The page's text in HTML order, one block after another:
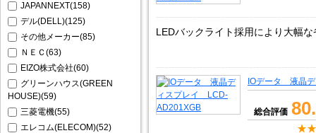
JAPANNEXT(158)
デル(DELL)(125)
その他メーカー(85)
ＮＥＣ(63)
EIZO株式会社(60)
グリーンハウス(GREEN
HOUSE)(59)
三菱電機(55)
エレコム(ELECOM)(52)
LEDバックライト採用により大幅
IOデータ 液晶
総合評価